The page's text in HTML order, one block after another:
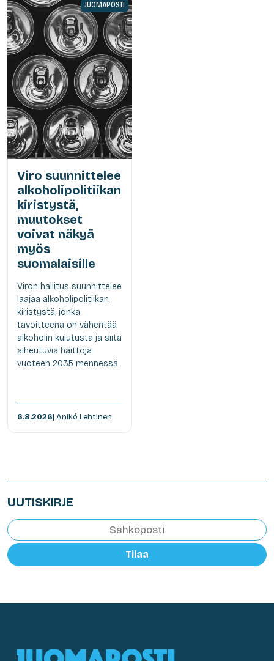
JUOMAPOSTI
Viro suunnittelee
alkoholipolitiikan
kiristystä,
muutokset
voivat näkyä
myös
suomalaisille
Viron hallitus suunnittelee
laajaa alkoholipolitiikan
kiristystä, jonka
tavoitteena on vähentää
alkoholin kulutusta ja siitä
aiheutuvia haittoja
vuoteen 2035 mennessä.
6.8.2026| Anikó Lehtinen
UUTISKIRJE
Tilaa